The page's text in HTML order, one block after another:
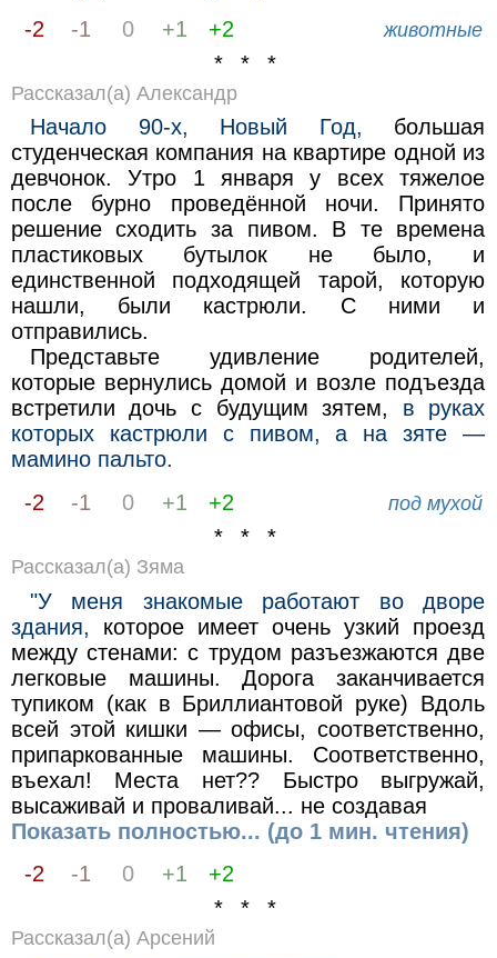
-2
-1 0 +1 +2 животные
* * *
Рассказал(а) Александр
Начало 90-х, Новый Год, большая
студенческая компания на квартире одной из
девчонок. Утро 1 января у всех тяжелое
после бурно проведённой ночи. Принято
решение сходить за пивом. В те времена
пластиковых бутылок не было, и
единственной подходящей тарой, которую
нашли, были кастрюли. С ними и
отправились.
Представьте удивление родителей,
которые вернулись домой и возле подъезда
встретили дочь с будущим зятем, в руках
которых кастрюли с пивом, а на зяте —
мамино пальто.
-2
-1 0 +1 +2 под мухой
* * *
Рассказал(а) Зяма
"У меня знакомые работают во дворе
здания, которое имеет очень узкий проезд
между стенами: с трудом разъезжаются две
легковые машины. Дорога заканчивается
тупиком (как в Бриллиантовой руке) Вдоль
всей этой кишки — офисы, соответственно,
припаркованные машины. Соответственно,
въехал! Места нет?? Быстро выгружай,
высаживай и проваливай... не создавая
Показать полностью... (до 1 мин. чтения)
-2
-1 0 +1
+2
* * *
Рассказал(а) Арсений